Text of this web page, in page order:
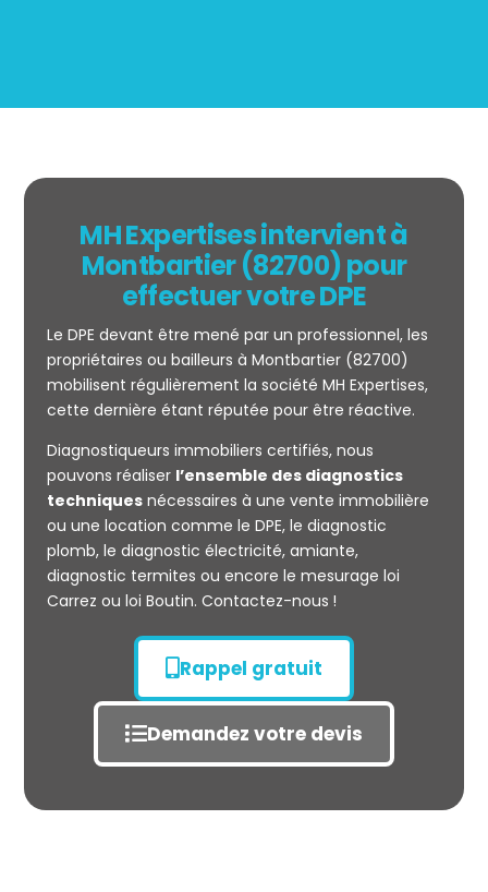
Mesurage
CARREZ
MH Expertises intervient à
Montbartier (82700) pour
effectuer votre DPE
Le DPE devant être mené par un professionnel, les
propriétaires ou bailleurs à Montbartier (82700)
mobilisent régulièrement la société MH Expertises,
cette dernière étant réputée pour être réactive.
Diagnostiqueurs immobiliers certifiés, nous
pouvons réaliser l’ensemble des diagnostics
techniquesnécessaires à une vente immobilière
ou une location comme le DPE, le diagnostic
plomb, le diagnostic électricité, amiante,
diagnostic termites ou encore le mesurage loi
Carrez ou loi Boutin. Contactez-nous !
Rappel gratuit
Demandez votre devis